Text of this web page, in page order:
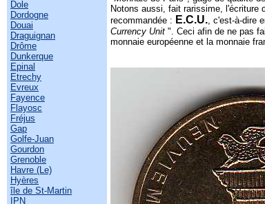
Dole
Dordogne
Douai
Draguignan
Drôme
Dunkerque
Epinal
Etrechy
Evreux
Fayence
Flayosc
Fréjus
Gap
Golfe-Juan
Gourdon
Grenoble
Havre (Le)
Hyères
île de St-Martin
IPN
Notons aussi, fait rarissime, l'écriture
recommandée : E.C.U., c'est-à-dire
Currency Unit ". Ceci afin de ne pas
monnaie européenne et la monnaie